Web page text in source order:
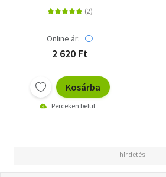
Online ár:
2 620 Ft
Kosárba
Perceken belül